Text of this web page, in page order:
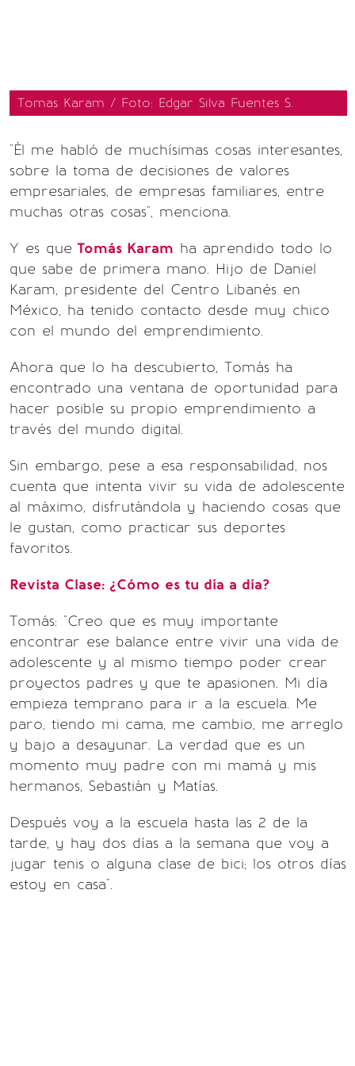
Tomas Karam / Foto: Edgar Silva Fuentes S.
"Él me habló de muchísimas cosas interesantes,
sobre la toma de decisiones de valores
empresariales, de empresas familiares, entre
muchas otras cosas", menciona.
Y es que Tomás Karam ha aprendido todo lo
que sabe de primera mano. Hijo de Daniel
Karam, presidente del Centro Libanés en
México, ha tenido contacto desde muy chico
con el mundo del emprendimiento.
Ahora que lo ha descubierto, Tomás ha
encontrado una ventana de oportunidad para
hacer posible su propio emprendimiento a
través del mundo digital.
Sin embargo, pese a esa responsabilidad, nos
cuenta que intenta vivir su vida de adolescente
al máximo, disfrutándola y haciendo cosas que
le gustan, como practicar sus deportes
favoritos.
Revista Clase: ¿Cómo es tu día a día?
Tomás: "Creo que es muy importante
encontrar ese balance entre vivir una vida de
adolescente y al mismo tiempo poder crear
proyectos padres y que te apasionen. Mi día
empieza temprano para ir a la escuela. Me
paro, tiendo mi cama, me cambio, me arreglo
y bajo a desayunar. La verdad que es un
momento muy padre con mi mamá y mis
hermanos, Sebastián y Matías.
Después voy a la escuela hasta las 2 de la
tarde, y hay dos días a la semana que voy a
jugar tenis o alguna clase de bici; los otros días
estoy en casa".